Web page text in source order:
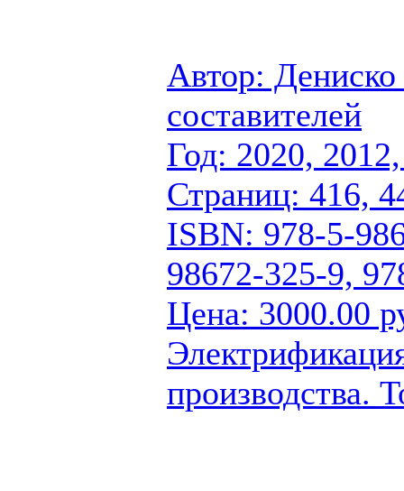
Автор:
составителей
Год: 2020,
Страниц: 416,
ISBN: 978-5-
98672-325-9,
Цена: 3000.00
производства.